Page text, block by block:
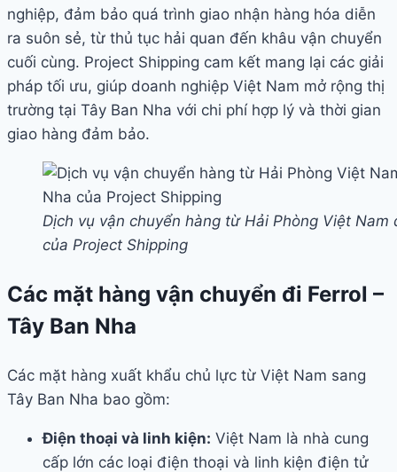
nghiệp, đảm bảo quá trình giao nhận hàng hóa diễn
ra suôn sẻ, từ thủ tục hải quan đến khâu vận chuyển
cuối cùng. Project Shipping cam kết mang lại các giải
pháp tối ưu, giúp doanh nghiệp Việt Nam mở rộng thị
trường tại Tây Ban Nha với chi phí hợp lý và thời gian
giao hàng đảm bảo.
Dịch vụ vận chuyển hàng từ Hải Phòng Việt Nam
của Project Shipping
Các mặt hàng vận chuyển đi Ferrol –
Tây Ban Nha
Các mặt hàng xuất khẩu chủ lực từ Việt Nam sang
Tây Ban Nha bao gồm:
Điện thoại và linh kiện: Việt Nam là nhà cung
cấp lớn các loại điện thoại và linh kiện điện tử